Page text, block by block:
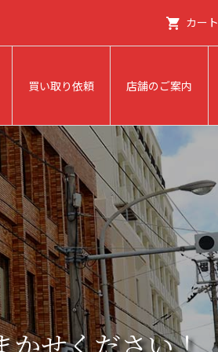
カート
買い取り依頼 店舗のご案内
かせください！